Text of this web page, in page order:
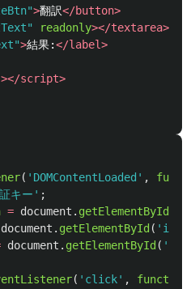
>翻訳</button>
readonly></textarea>
>結果:</label>
></script>
( ' DOMContentLoaded ' ,
キー ' ;
= document . getElementById
document . getElementById ( '
document . getElementById ( '
( ' click' ,
function